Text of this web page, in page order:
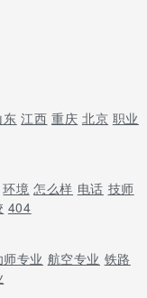
东 江西 重庆 北京 职业
环境 怎么样 电话 技师
404
师专业 航空专业 铁路